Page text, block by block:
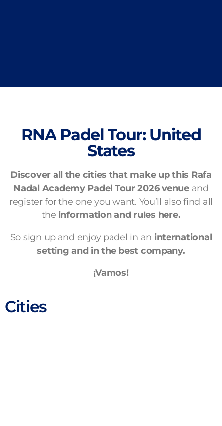
RNA Padel Tour: United
States
Discover all the cities that make up this Rafa
Nadal Academy Padel Tour 2026 venueand
register for the one you want. You’ll also find all
the information and rules here.
So sign up and enjoy padel in an international
setting and in the best company.
¡Vamos!
Cities